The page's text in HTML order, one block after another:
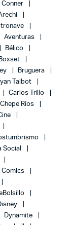
Conner
Aventuras
Bélico
Boxset
Bruguera
Talbot
Carlos Trillo
Chepe Ríos
Social
Comics
Dynamite